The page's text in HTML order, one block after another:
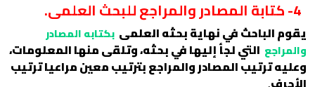
يقوم الباحث في نهاية بحثه العلمى بكتابه المصادر
والمراجع التي لجأ إليها في بحثه، وتلقى منها المعلومات،
وعليه ترتيب المصادر والمراجع بترتيب معين مراعيا ترتيب